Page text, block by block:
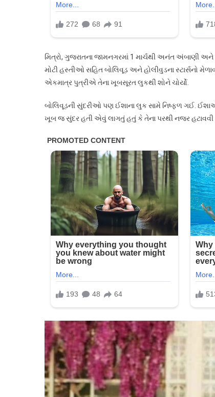
મિત્રો, ગુજરાતના જામનગરમાં 1 માર્ચથી અનંત અંબાણી અને
મોટી હસ્તીઓ સહિત બોલિવૂડ અને હોલીવુડના સ્ટાર્સનો
એકમાત્ર પુત્રીએ તેના ખૂબસૂરત લુકથી શોને ચોર્યો.
બોલિવૂડની સુંદરીઓ પણ ઈશાના લુક સામે નિષ્ફળ ગઈ.
ખૂબ જ સુંદર હતી એવું લાગતું હતું કે તેના પરથી નજર હટાવવી